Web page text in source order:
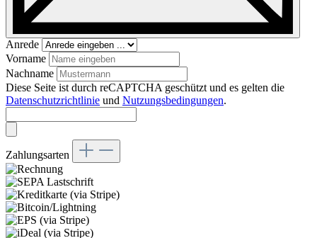
Anrede
Vorname
Nachname
Diese Seite ist durch reCAPTCHA geschützt und es gelten die
Datenschutzrichtlinie und Nutzungsbedingungen.
Zahlungsarten